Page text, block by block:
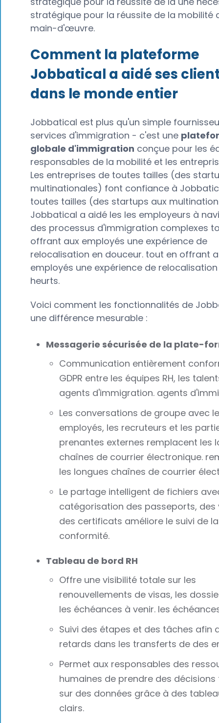
stratégique pour la réussite de la mobilité
main-d'œuvre.
Comment la plateforme
Jobbatical a aidé ses
dans le monde entier
Jobbatical est plus qu'un simple
services d'immigration - c'est une
globale d'immigration conçue pour les
responsables de la mobilité et les
Les entreprises de toutes tailles (des
multinationales) font confiance à
toutes tailles (des startups aux
Jobbatical a aidé les les employeurs à
des processus d'immigration complexes
offrant aux employés une expérience de
relocalisation en douceur. tout en offrant
employés une expérience de
heurts.
Voici comment les fonctionnalités de
une différence mesurable :
Messagerie sécurisée de la plate-
Communication entièrement
GDPR entre les équipes RH, les
agents d'immigration. agents
Les conversations de groupe avec
employés, les recruteurs et les
prenantes externes remplacent les
chaînes de courrier électronique.
les longues chaînes de courrier
Le partage intelligent de fichiers
catégorisation des passeports, des
des certificats améliore le suivi de la
conformité.
Tableau de bord RH
Offre une visibilité totale sur les
renouvellements de visas, les
les échéances à venir. les
Suivi des étapes et des tâches afin
retards dans les transferts de des
Permet aux responsables des
humaines de prendre des
sur des données grâce à des
clairs.